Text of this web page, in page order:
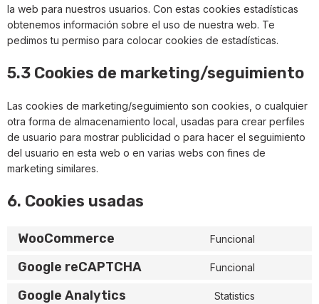
la web para nuestros usuarios. Con estas cookies estadísticas
obtenemos información sobre el uso de nuestra web. Te
pedimos tu permiso para colocar cookies de estadísticas.
5.3 Cookies de marketing/seguimiento
Las cookies de marketing/seguimiento son cookies, o cualquier
otra forma de almacenamiento local, usadas para crear perfiles
de usuario para mostrar publicidad o para hacer el seguimiento
del usuario en esta web o en varias webs con fines de
marketing similares.
6. Cookies usadas
WooCommerce Funcional
Google reCAPTCHA Funcional
Google Analytics Statistics